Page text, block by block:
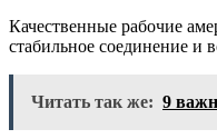
Качественные рабочие
стабильное соединение и
Читать так же: 9